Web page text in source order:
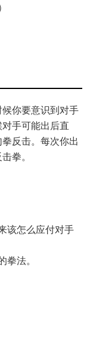
你要意识到对手
手可能出后直
反击。每次你出
拳。
该怎么应付对手
法。